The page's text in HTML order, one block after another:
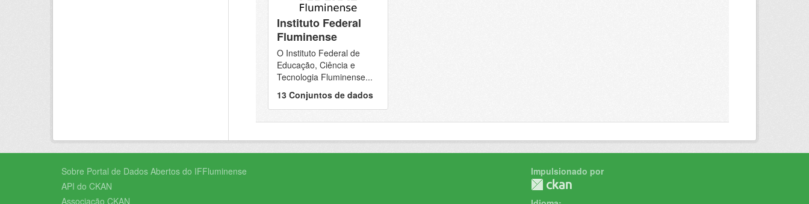
Instituto Federal
Fluminense
O Instituto Federal de
Educação, Ciência e
Tecnologia Fluminense...
13 Conjuntos de dados
Sobre Portal de Dados Abertos do IFFluminense
API do CKAN
Associação CKAN
Impulsionado por